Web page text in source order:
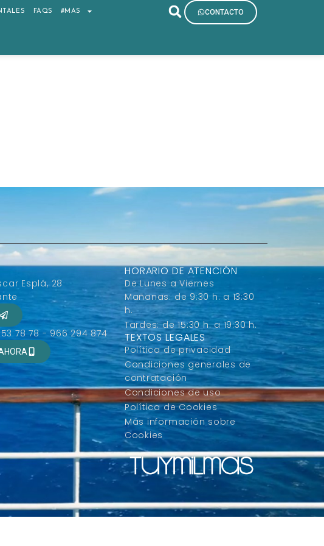
FAQS #MAS CONTACTO
Esplá, 28
78 78 - 966 294 874
HORARIO DE ATENCIÓN
De Lunes a Viernes
Mañanas: de 9:30 h. a 13:30
h.
Tardes: de 15:30 h. a 19:30 h.
TEXTOS LEGALES
Política de privacidad
Condiciones generales de
contratación
Condiciones de uso
Política de Cookies
Más información sobre
Cookies